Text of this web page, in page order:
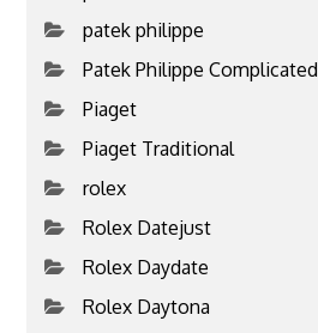
patek philippe
Patek Philippe Complicated
Piaget
Piaget Traditional
rolex
Rolex Datejust
Rolex Daydate
Rolex Daytona